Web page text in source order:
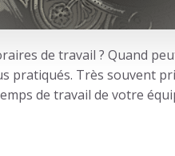
de travail ? Quand
pratiqués. Très souvent
de travail de votre